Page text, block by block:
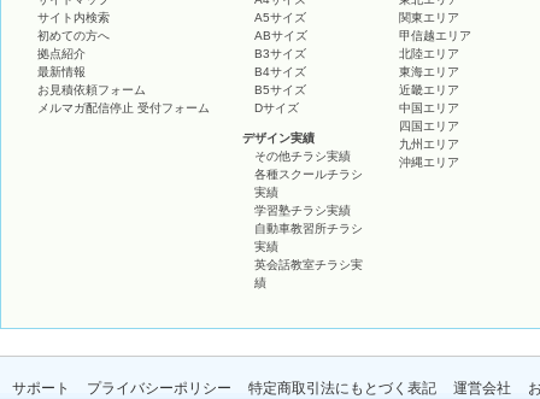
サイト内検索
初めての方へ
拠点紹介
最新情報
お見積依頼フォーム
メルマガ配信停止 受付フォーム
A5サイズ
ABサイズ
B3サイズ
B4サイズ
B5サイズ
Dサイズ
デザイン実績
その他チラシ実績
各種スクールチラシ
実績
学習塾チラシ実績
自動車教習所チラシ
実績
英会話教室チラシ実
績
関東エリア
甲信越エリア
北陸エリア
東海エリア
近畿エリア
中国エリア
四国エリア
九州エリア
沖縄エリア
サポート プライバシーポリシー 特定商取引法にもとづく表記 運営会社